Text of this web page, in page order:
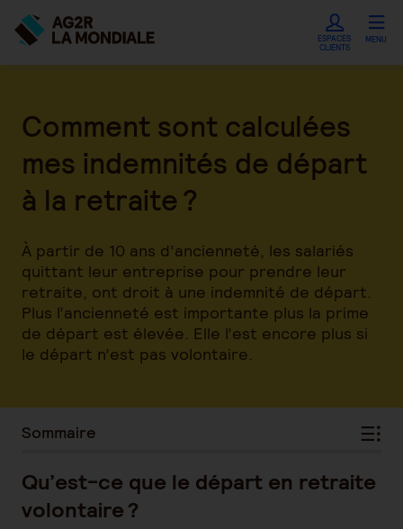
ESPACES
CLIENTS
MENU
Comment sont calculées
mes indemnités de départ
à la retraite ?
À partir de 10 ans d’ancienneté, les salariés
quittant leur entreprise pour prendre leur
retraite, ont droit à une indemnité de départ.
Plus l’ancienneté est importante plus la prime
de départ est élevée. Elle l’est encore plus si
le départ n’est pas volontaire.
Sommaire
Qu’est-ce que le départ en retraite
volontaire ?